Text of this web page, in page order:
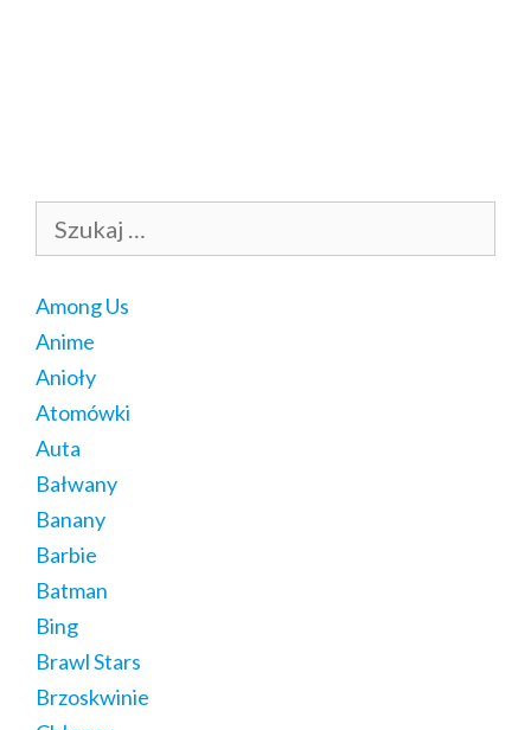
Among Us
Anime
Anioły
Atomówki
Auta
Bałwany
Banany
Barbie
Batman
Bing
Brawl Stars
Brzoskwinie